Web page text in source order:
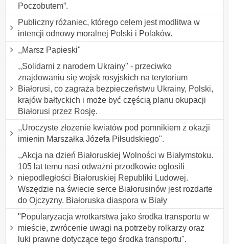
Poczobutem”.
Publiczny różaniec, którego celem jest modlitwa w
intencji odnowy moralnej Polski i Polaków.
,,Marsz Papieski"
,,Solidarni z narodem Ukrainy" - przeciwko
znajdowaniu się wojsk rosyjskich na terytorium
Białorusi, co zagraża bezpieczeństwu Ukrainy, Polski,
krajów bałtyckich i może być częścią planu okupacji
Białorusi przez Rosję.
,,Uroczyste złożenie kwiatów pod pomnikiem z okazji
imienin Marszałka Józefa Piłsudskiego".
,,Akcja na dzień Białoruskiej Wolności w Białymstoku.
105 lat temu nasi odważni przodkowie ogłosili
niepodległości Białoruskiej Republiki Ludowej.
Wszędzie na świecie serce Białorusinów jest rozdarte
do Ojczyzny. Białoruska diaspora w Biały
"Popularyzacja wrotkarstwa jako środka transportu w
mieście, zwrócenie uwagi na potrzeby rolkarzy oraz
luki prawne dotyczące tego środka transportu".